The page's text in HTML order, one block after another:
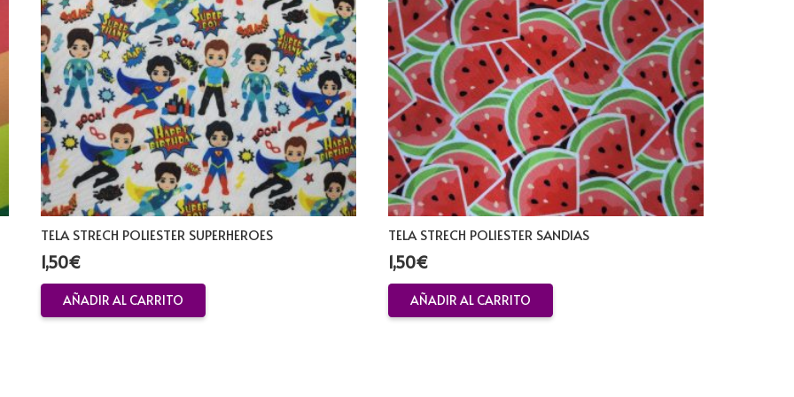
TELA STRECH POLIESTER SUPERHEROES
1,50€
AÑADIR AL CARRITO
TELA STRECH POLIESTER SANDIAS
1,50€
AÑADIR AL CARRITO